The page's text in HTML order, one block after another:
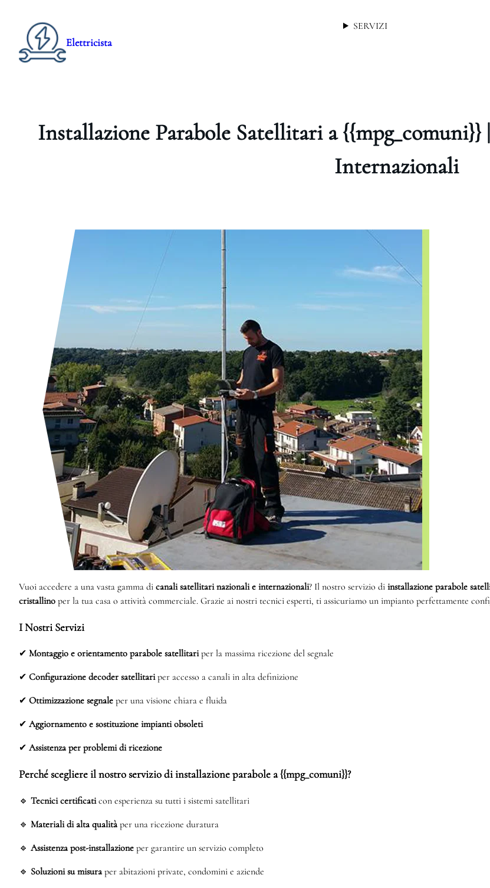
Elettricista
SERVIZI
Installazione Parabole Satellitari a
Internazionali
Vuoi accedere a una vasta gamma di canali satellitari nazionali e internazionali? Il nostro servizio di installazione parabole
cristallino per la tua casa o attività commerciale. Grazie ai nostri tecnici esperti, ti assicuriamo un impianto perfettamente
I Nostri Servizi
✔ Montaggio e orientamento parabole satellitariper la massima ricezione del segnale
✔ Configurazione decoder satellitariper accesso a canali in alta definizione
✔ Ottimizzazione segnale per una visione chiara e fluida
✔ Aggiornamento e sostituzione impianti obsoleti
✔ Assistenza per problemi di ricezione
Perché scegliere il nostro servizio di installazione parabole a {{mpg_comuni}}?
🔹 Tecnici certificaticon esperienza su tutti i sistemi satellitari
🔹 Materiali di alta qualitàper una ricezione duratura
🔹 Assistenza post-installazione per garantire un servizio completo
🔹 Soluzioni su misuraper abitazioni private, condomini e aziende